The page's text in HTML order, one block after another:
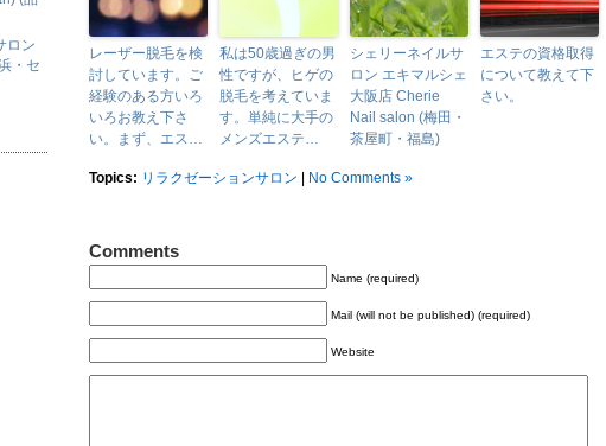
ロン
・セ
レーザー脱毛を検
討しています。ご
経験のある方いろ
いろお教え下さ
い。まず、エス…
私は50歳過ぎの男
性ですが、ヒゲの
脱毛を考えていま
す。単純に大手の
メンズエステ…
シェリーネイルサ
ロン エキマルシェ
大阪店 Cherie
Nail salon (梅田・
茶屋町・福島)
エステの資格取得
について教えて下
さい。
Topics: リラクゼーションサロン No Comments »
Comments
Name (required)
Mail (will not be published) (required)
Website